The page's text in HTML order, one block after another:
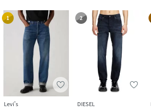
1
Levi's
2
DIESEL